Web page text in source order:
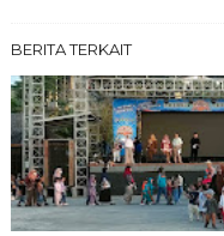
BERITA TERKAIT